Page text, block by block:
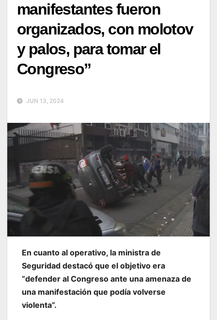
manifestantes fueron
organizados, con molotov
y palos, para tomar el
Congreso”
JUN 13, 2024
En cuanto al operativo, la ministra de
Seguridad destacó que el objetivo era
“defender al Congreso ante una amenaza de
una manifestación que podía volverse
violenta”.